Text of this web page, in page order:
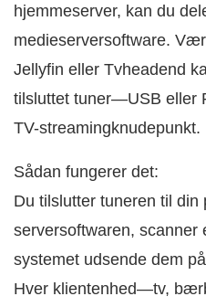
hjemmeserver, kan du
medieserversoftware.
Jellyfin eller Tvheadend
tilsluttet tuner—USB eller
TV-streamingknudepunkt.
Sådan fungerer det:
Du tilslutter tuneren til
serversoftwaren, scanner
systemet udsende dem
Hver klientenhed—tv,